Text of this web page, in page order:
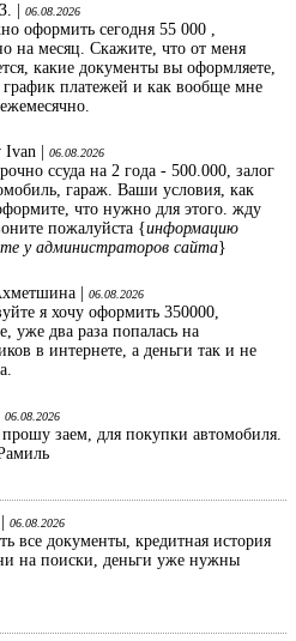
|
06.08.2026
оформить сегодня 55 000 ,
на месяц. Скажите, что от меня
какие документы вы оформляете,
график платежей и как вообще мне
| 06.08.2026
ссуда на 2 года - 500.000, залог
гараж. Ваши условия, как
что нужно для этого. жду
пожалуйста {информацию
у администраторов сайта}
| 06.08.2026
я хочу оформить 350000,
уже два раза попалась на
в интернете, а деньги так и не
06.08.2026
заем, для покупки автомобиля.
06.08.2026
все документы, кредитная история
на поиски, деньги уже нужны